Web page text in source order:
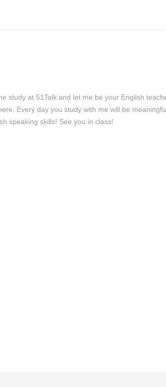
study at 51Talk and let me be your English
Every day you study with me will be
speaking skills! See you in class!